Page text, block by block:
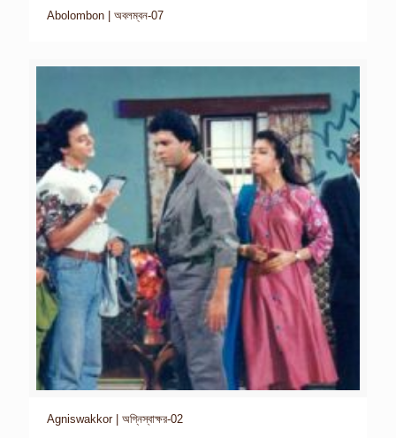
Abolombon | অবলম্বন-07
Agniswakkor | অগ্নিস্বাক্ষর-02